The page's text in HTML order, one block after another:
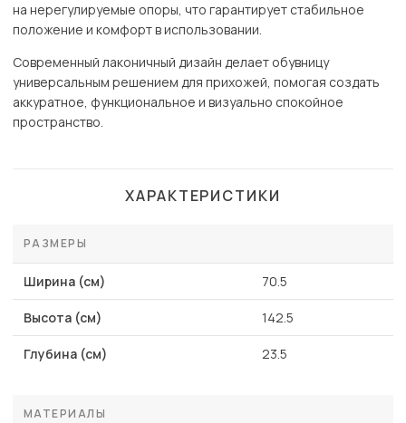
на нерегулируемые опоры, что гарантирует стабильное
положение и комфорт в использовании.
Современный лаконичный дизайн делает обувницу
универсальным решением для прихожей, помогая создать
аккуратное, функциональное и визуально спокойное
пространство.
ХАРАКТЕРИСТИКИ
РАЗМЕРЫ
Ширина (см) 70.5
Высота (см) 142.5
Глубина (см) 23.5
МАТЕРИАЛЫ